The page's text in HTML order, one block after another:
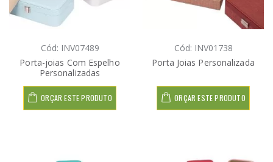
Cód: INV07489
Porta-joias Com Espelho
Personalizadas
ORÇAR ESTE PRODUTO
Cód: INV01738
Porta Joias Personalizada
ORÇAR ESTE PRODUTO